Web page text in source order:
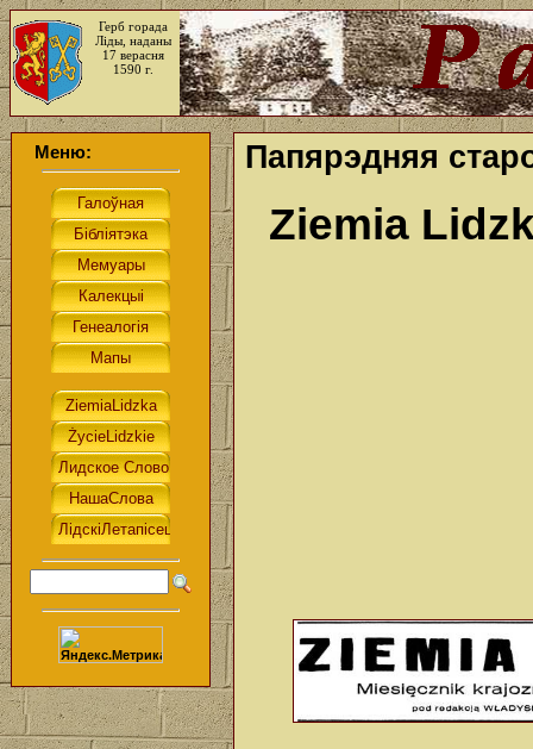
Герб горада
Ліды, наданы
17 верасня
1590 г.
Меню: Папярэдняя
Ziemia